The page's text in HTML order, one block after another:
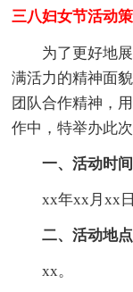
三八妇女节活动
为了更好地
满活力的精神面
团队合作精神，
作中，特举办此
一、活动时间
xx年xx月xx日
二、活动地点
xx。